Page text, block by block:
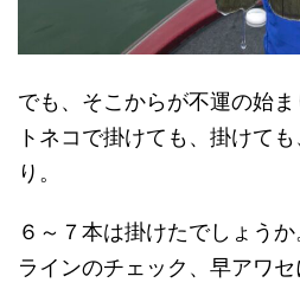
でも、そこからが不運の始
トネコで掛けても、掛けて
り。
６～７本は掛けたでしょう
ラインのチェック、早アワ